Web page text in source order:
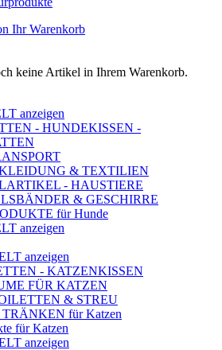
Ihr Warenkorb
keine Artikel in Ihrem Warenkorb.
anzeigen
- HUNDEKISSEN -
& TEXTILIEN
- HAUSTIERE
& GESCHIRRE
für Hunde
anzeigen
anzeigen
- KATZENKISSEN
FÜR KATZEN
& STREU
für Katzen
für Katzen
anzeigen